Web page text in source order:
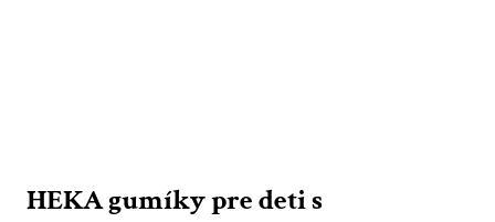
HEKA gumíky pre deti s